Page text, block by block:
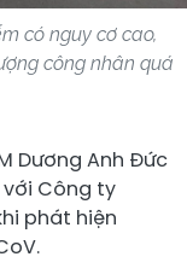
có nguy cơ cao,
công nhân quá
Dương Anh Đức
Công ty
phát hiện